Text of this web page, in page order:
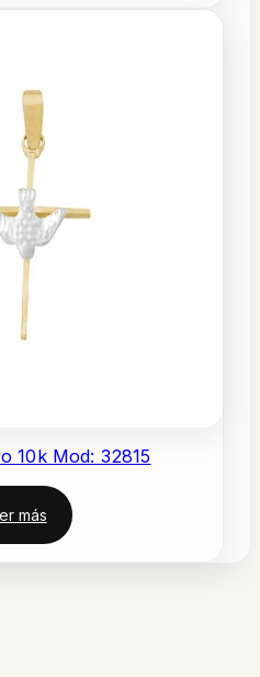
10k Mod: 32815
más